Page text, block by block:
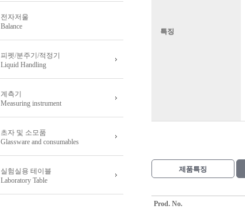
전자저울
Balance
피펫/분주기/적정기
Liquid Handling
계측기
Measuring instrument
초자 및 소모품
Glassware and consumables
실험실용 테이블
Laboratory Table
특징
제품특징
Prod. No.